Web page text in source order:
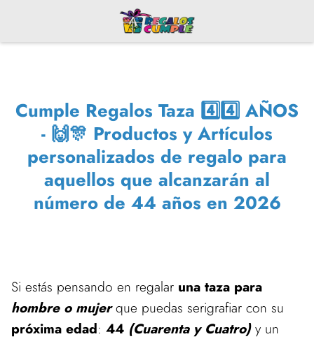
Cumple Regalos Taza 4️⃣4️⃣ AÑOS
- 🙌🎊 Productos y Artículos
personalizados de regalo para
aquellos que alcanzarán al
número de 44 años en 2026
Si estás pensando en regalar una taza para
hombre o mujerque puedas serigrafiar con su
próxima edad: 44 (Cuarenta y Cuatro)y un